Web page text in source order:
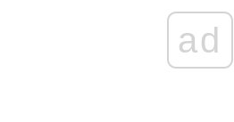
ad